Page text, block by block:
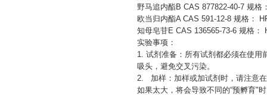
野马追内酯B CAS 877822-40-7 规格
欧当归内酯A CAS 591-12-8 规格：
知母皂苷E CAS 136565-73-6 规格：
实验事项：
1. 试剂准备：所有试剂都必须在使
吸头，避免交叉污染。
2. 加样：加样或加试剂时，请注意
如果太大，将会导致不同的“预孵育"